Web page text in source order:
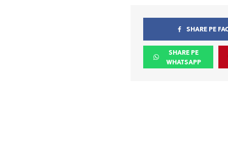
SHARE PE
SHARE PE
WHATSAPP